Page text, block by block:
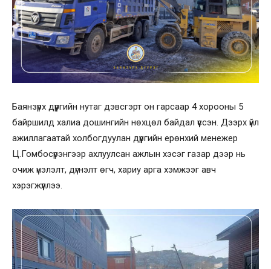
Баянзүрх дүүргийн нутаг дэвсгэрт он гарсаар 4 хорооны 5
байршилд халиа дошингийн нөхцөл байдал үүссэн. Дээрх үйл
ажиллагаатай холбогдуулан дүүргийн ерөнхий менежер
Ц.Гомбосүрэнгээр ахлуулсан ажлын хэсэг газар дээр нь
очиж үнэлэлт, дүгнэлт өгч, хариу арга хэмжээг авч
хэрэгжүүллээ.